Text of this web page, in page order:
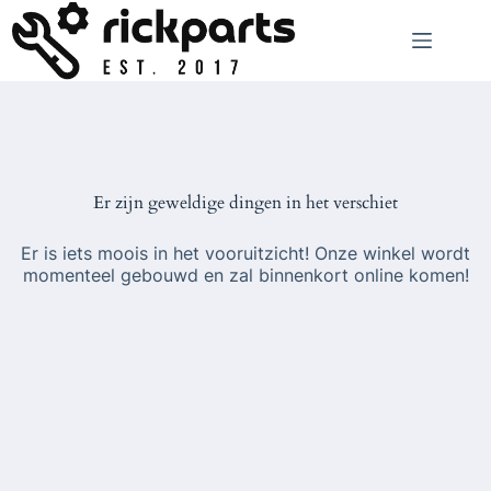
naar
de
inhoud
Er zijn geweldige dingen in het verschiet
Er is iets moois in het vooruitzicht! Onze winkel wordt
momenteel gebouwd en zal binnenkort online komen!